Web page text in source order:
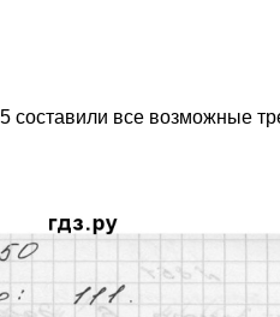
все возможные